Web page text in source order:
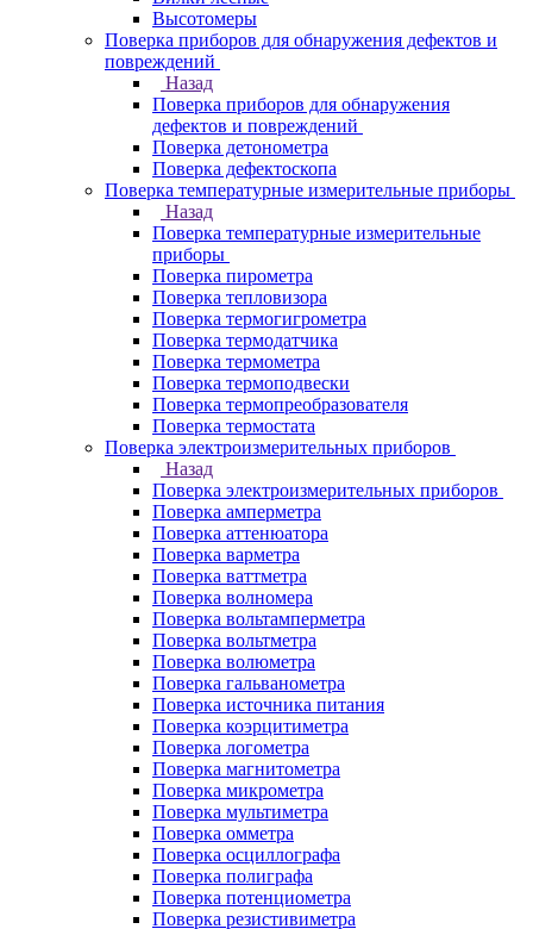
Высотомеры
Поверка приборов для обнаружения дефектов и
повреждений
Назад
Поверка приборов для обнаружения
дефектов и повреждений
Поверка детонометра
Поверка дефектоскопа
Поверка температурные измерительные приборы
Назад
Поверка температурные измерительные
приборы
Поверка пирометра
Поверка тепловизора
Поверка термогигрометра
Поверка термодатчика
Поверка термометра
Поверка термоподвески
Поверка термопреобразователя
Поверка термостата
Поверка электроизмерительных приборов
Назад
Поверка электроизмерительных приборов
Поверка амперметра
Поверка аттенюатора
Поверка варметра
Поверка ваттметра
Поверка волномера
Поверка вольтамперметра
Поверка вольтметра
Поверка волюметра
Поверка гальванометра
Поверка источника питания
Поверка коэрцитиметра
Поверка логометра
Поверка магнитометра
Поверка микрометра
Поверка мультиметра
Поверка омметра
Поверка осциллографа
Поверка полиграфа
Поверка потенциометра
Поверка резистивиметра